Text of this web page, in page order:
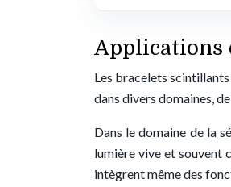
Applications
Les bracelets
dans divers domaines,
Dans le domaine de la
lumière vive et souvent
intègrent même des